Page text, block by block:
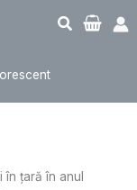
țară în anul